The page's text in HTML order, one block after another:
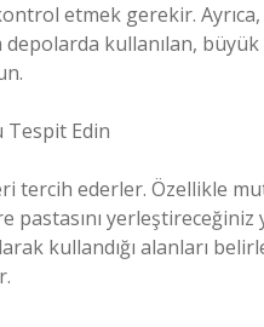
etmek gerekir.
kullanılan,
Tespit Edin
tercih ederler. Özellikle
pastasını
kullandığı alanları